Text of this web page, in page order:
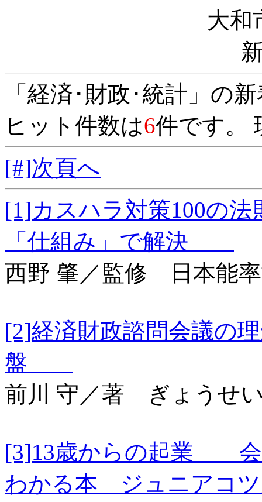
大和
「経済･財政･統計」の
ヒット件数は6件です。
[#]次頁へ
[1]カスハラ対策100の
「仕組み」で解決
西野 肇／監修 日本能
[2]経済財政諮問会議
盤
前川 守／著 ぎょうせ
[3]13歳からの起業 会
わかる本 ジュニアコ